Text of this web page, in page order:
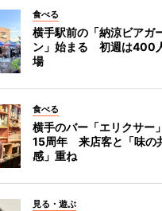
食べる
横手駅前の「納涼ビアガ
ン」始まる 初週は400
場
食べる
横手のバー「エリクサー
15周年 来店客と「味の
感」重ね
見る・遊ぶ